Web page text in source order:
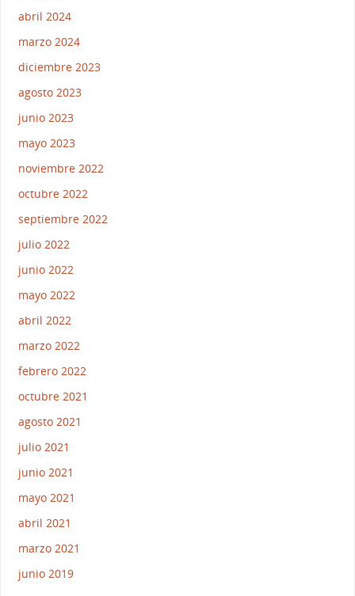
abril 2024
marzo 2024
diciembre 2023
agosto 2023
junio 2023
mayo 2023
noviembre 2022
octubre 2022
septiembre 2022
julio 2022
junio 2022
mayo 2022
abril 2022
marzo 2022
febrero 2022
octubre 2021
agosto 2021
julio 2021
junio 2021
mayo 2021
abril 2021
marzo 2021
junio 2019